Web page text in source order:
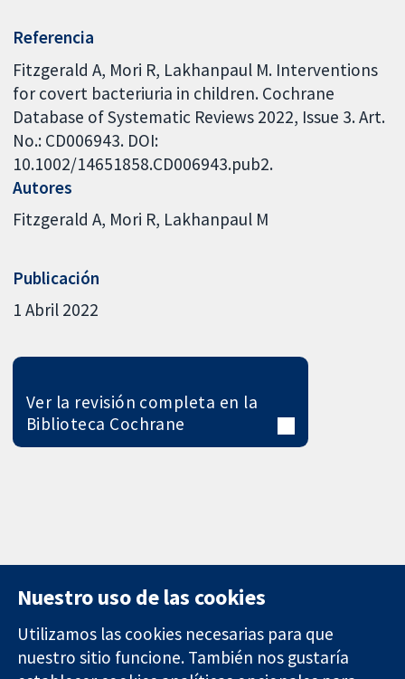
Referencia
Fitzgerald A, Mori R, Lakhanpaul M. Interventions
for covert bacteriuria in children. Cochrane
Database of Systematic Reviews 2022, Issue 3. Art.
No.: CD006943. DOI:
10.1002/14651858.CD006943.pub2.
Autores
Fitzgerald A Mori R Lakhanpaul M
Publicación
1 Abril 2022
Ver la revisión completa en la
Biblioteca Cochrane
11-13 Cavendish
Contacto
Nuestro uso de las cookies
Utilizamos las cookies necesarias para que
nuestro sitio funcione. También nos gustaría